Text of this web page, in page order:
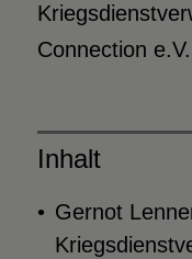
Connection e.V.
Inhalt
Gernot